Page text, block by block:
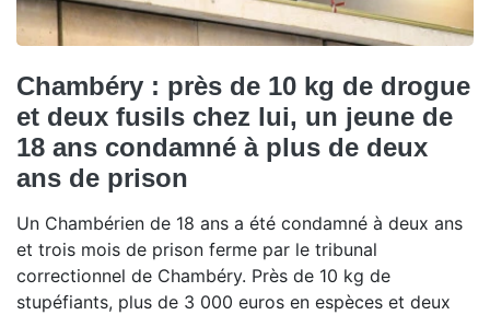
Chambéry : près de 10 kg de drogue
et deux fusils chez lui, un jeune de
18 ans condamné à plus de deux
ans de prison
Un Chambérien de 18 ans a été condamné à deux ans
et trois mois de prison ferme par le tribunal
correctionnel de Chambéry. Près de 10 kg de
stupéfiants, plus de 3 000 euros en espèces et deux